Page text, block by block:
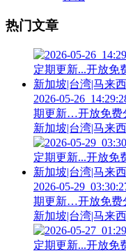
热门文章
2026-05-
期更新…开放免费
新加坡|台湾|马来
2026-05-
期更新…开放免费
新加坡|台湾|马来